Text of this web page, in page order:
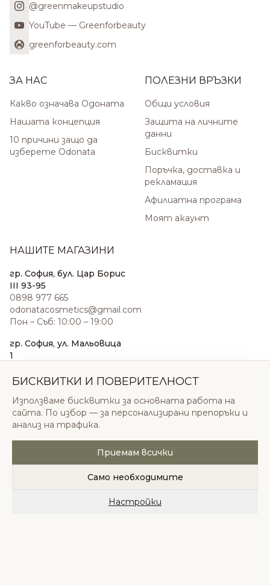
@greenmakeupstudio
YouTube — Greenforbeauty
greenforbeauty.com
ЗА НАС
Какво означава Одоната
Нашата концепция
10 причини защо да
изберете Odonata
ПОЛЕЗНИ ВРЪЗКИ
Общи условия
Защита на личните
данни
Бисквитки
Поръчка, доставка и
рекламация
Афилиатна програма
Моят акаунт
НАШИТЕ МАГАЗИНИ
гр. София, бул. Цар Борис
III 93-95
0898 977 665
odonatacosmetics@gmail.com
Пон – Съб: 10:00 – 19:00
гр. София, ул. Мальовица
1
sales@odonatacosmetics.com
Нед: 11:00 – 18:00
© 2026 Одоната Козметикс ООД. Всички права
запазени.
Политика за поверителностОбщи условия
БИСКВИТКИ И ПОВЕРИТЕЛНОСТ
Използваме бисквитки за основната работа на
сайта. По избор — за персонализирани препоръки и
анализ на трафика.
Приемам всички
Само необходимите
Настройки